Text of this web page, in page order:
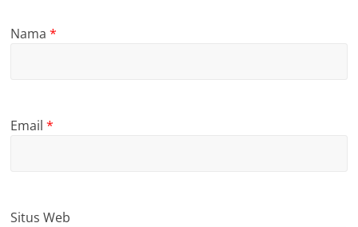
Nama*
Email*
Situs Web